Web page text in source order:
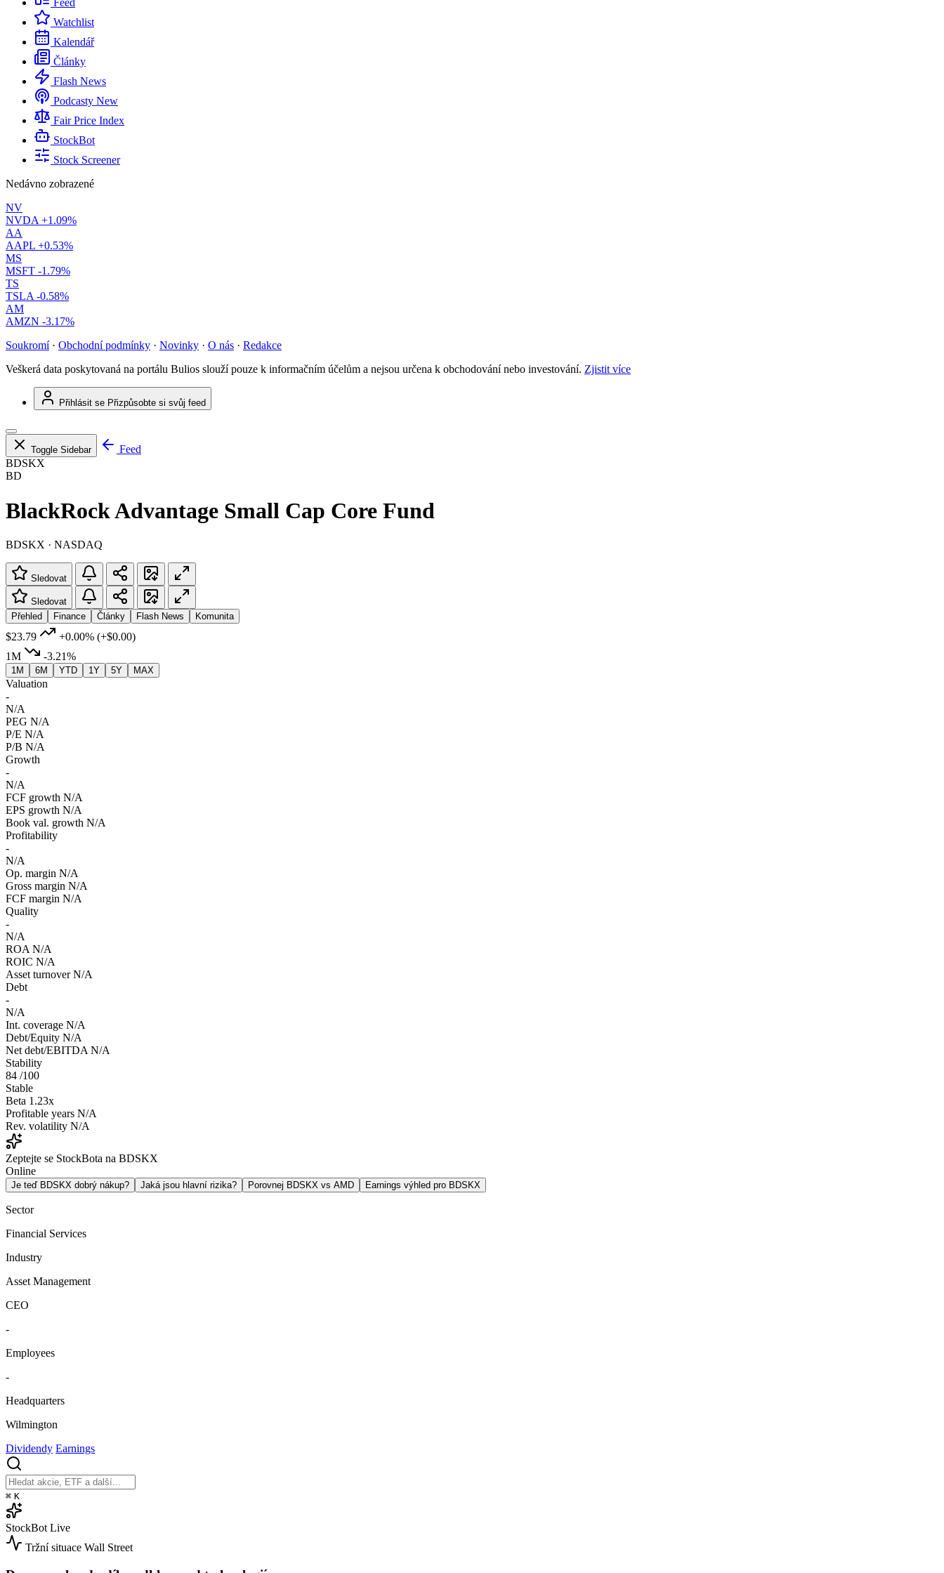
Feed
Watchlist
Kalendář
Články
Flash News
Podcasty New
Fair Price Index
StockBot
Stock Screener
Nedávno zobrazené
NV
NVDA +1.09%
AA
AAPL +0.53%
MS
MSFT -1.79%
TS
TSLA -0.58%
AM
AMZN -3.17%
Soukromí · Obchodní podmínky · Novinky · O nás · Redakce
Veškerá data poskytovaná na portálu Bulios slouží pouze k informačním účelům a nejsou určena k obchodování nebo investování. Zjistit více
Přihlásit se Přizpůsobte si svůj feed
Toggle Sidebar
Feed
BDSKX
BD
BlackRock Advantage Small Cap Core Fund
BDSKX · NASDAQ
Sledovat
Sledovat
Přehled
Finance Články Flash News Komunita
$23.79 +0.00% (+$0.00)
1M
-3.21%
1M 6M YTD 1Y 5Y MAX
Valuation
-
N/A
PEG N/A
P/E N/A
P/B N/A
Growth
-
N/A
FCF growth N/A
EPS growth N/A
Book val. growth N/A
Profitability
-
N/A
Op. margin N/A
Gross margin N/A
FCF margin N/A
Quality
-
N/A
ROA N/A
ROIC N/A
Asset turnover N/A
Debt
-
N/A
Int. coverage N/A
Debt/Equity N/A
Net debt/EBITDA N/A
Stability
84 /100
Stable
Beta 1.23x
Profitable years N/A
Rev. volatility N/A
Zeptejte se StockBota na BDSKX
Online
Je teď BDSKX dobrý nákup? Jaká jsou hlavní rizika? Porovnej BDSKX vs AMD Earnings výhled pro BDSKX
Sector
Financial Services
Industry
Asset Management
CEO
-
Employees
-
Headquarters
Wilmington
Dividendy Earnings
⌘ K
StockBot Live
Tržní situace Wall Street